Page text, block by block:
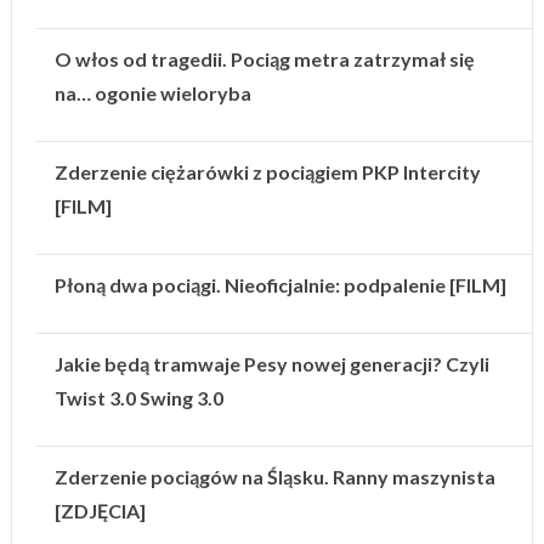
O włos od tragedii. Pociąg metra zatrzymał się
na… ogonie wieloryba
Zderzenie ciężarówki z pociągiem PKP Intercity
[FILM]
Płoną dwa pociągi. Nieoficjalnie: podpalenie [FILM]
Jakie będą tramwaje Pesy nowej generacji? Czyli
Twist 3.0 Swing 3.0
Zderzenie pociągów na Śląsku. Ranny maszynista
[ZDJĘCIA]